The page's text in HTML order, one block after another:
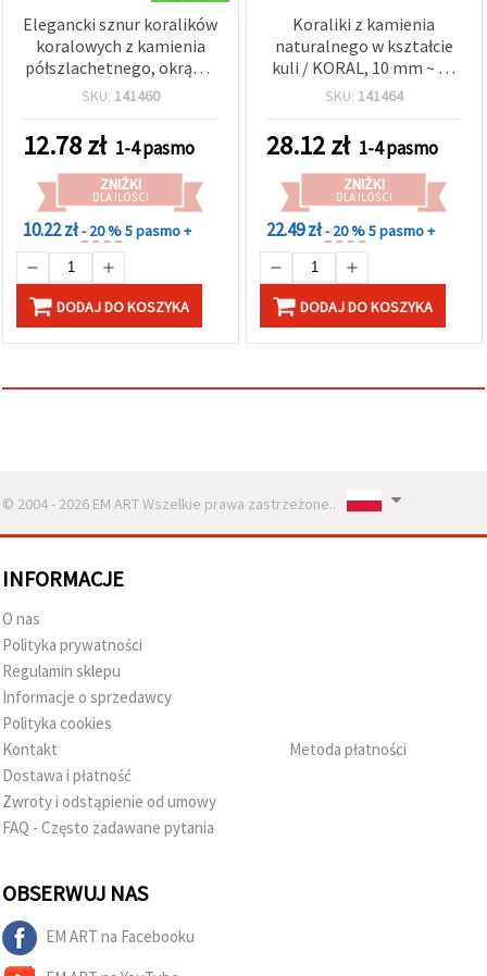
Elegancki sznur koralików
koralowych z kamienia
półszlachetnego, okrągłe
3 mm, ok. 160 sztuk
SKU: 141460
12.78zł 1-4 pasmo
ZNIŻKI
DLA ILOŚCI
10.22 zł- 20 %5 pasmo +
DODAJ DO KOSZYKA
Koraliki z kamienia
naturalnego w kształcie
kuli / KORAL, 10 mm ~ 40
szt.
SKU: 141464
28.12zł 1-4 pasmo
ZNIŻKI
DLA ILOŚCI
22.49 zł- 20 %5 pasmo +
DODAJ DO KOSZYKA
© 2004 - 2026 EM ART Wszelkie prawa zastrzeżone..
INFORMACJE
O nas
Polityka prywatności
Regulamin sklepu
Informacje o sprzedawcy
Polityka cookies
Kontakt
Dostawa i płatność
Zwroty i odstąpienie od umowy
FAQ - Często zadawane pytania
Metoda płatności
OBSERWUJ NAS
EM ART na Facebooku